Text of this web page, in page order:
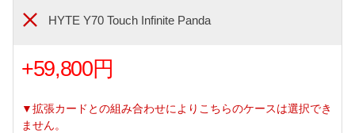
HYTE Y70 Touch Infinite Panda
+59,800円
▼拡張カードとの組み合わせによりこちらのケースは選択でき
ません。